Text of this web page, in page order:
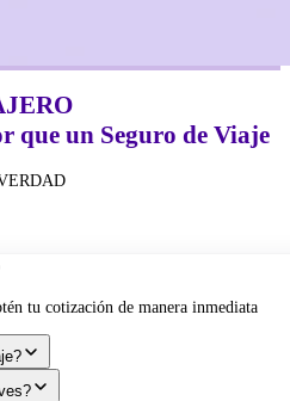
que un Seguro de Viaje
tu cotización de manera inmediata